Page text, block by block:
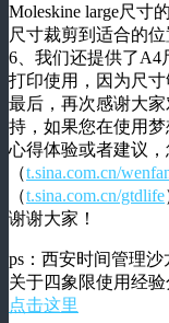
Moleskine large尺寸
尺寸裁剪到适合的位
6、我们还提供了A4
打印使用，因为尺寸
最后，再次感谢大家
持，如果您在使用
心得体验或者建议
（t.sina.com.cn/
（t.sina.com.cn/gtdlife
谢谢大家！
ps：西安时间管理
关于四象限使用经
点击这里